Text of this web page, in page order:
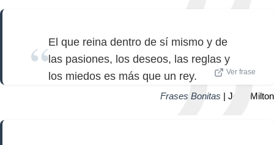
El que reina dentro de sí mismo y de
las pasiones, los deseos, las reglas y
los miedos es más que un rey.
Ver frase
Frases Bonitas | John Milton